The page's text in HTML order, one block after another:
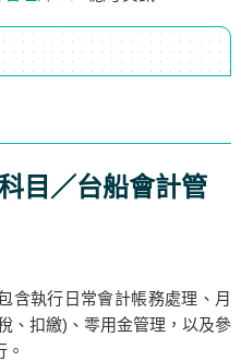
目／台船會計管
含執行日常會計帳務處理、月
、扣繳)、零用金管理，以及參